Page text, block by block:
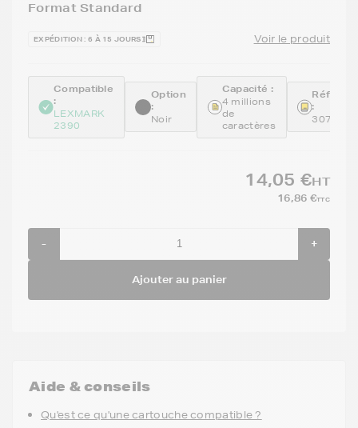
Format Standard
EXPÉDITION : 6 À 15 JOURS Voir le produit
Compatible
:
LEXMARK
2390
Option
:
Noir
Capacité :
4 millions
de
caractères
:
3070166
14,05 €HT
16,86 €TTC
- +
Ajouter au panier
Aide & conseils
Qu'est ce qu'une cartouche compatible ?